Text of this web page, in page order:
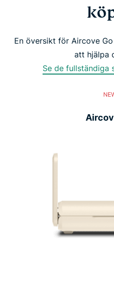
En översikt för Aircove
att hjälpa
Se de fullständiga